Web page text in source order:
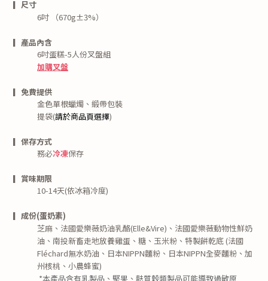
▎尺寸
6吋 （670g±3%）
▎產品內含
6吋蛋糕-5人份叉盤組
加購叉盤
▎免費提供
金色單根蠟燭、緞帶包裝
提袋(請於商品頁選擇)
▎保存方式
務必冷凍保存
▎賞味期限
10-14天(依冰箱冷度)
▎成份(蛋奶素)
芝麻、 法國愛樂薇奶油乳酪(Elle&Vire)、 法國愛樂薇動物性鮮奶
油、 南投新畜走地放養雞蛋、糖、玉米粉、 特製餅乾底(法國
Fléchard無水奶油、日本NIPPN麵粉、日本NIPPN全麥麵粉、加
州核桃、小農蜂蜜)
*本產品含有乳製品、堅果、麩質穀類製品可能導致過敏原